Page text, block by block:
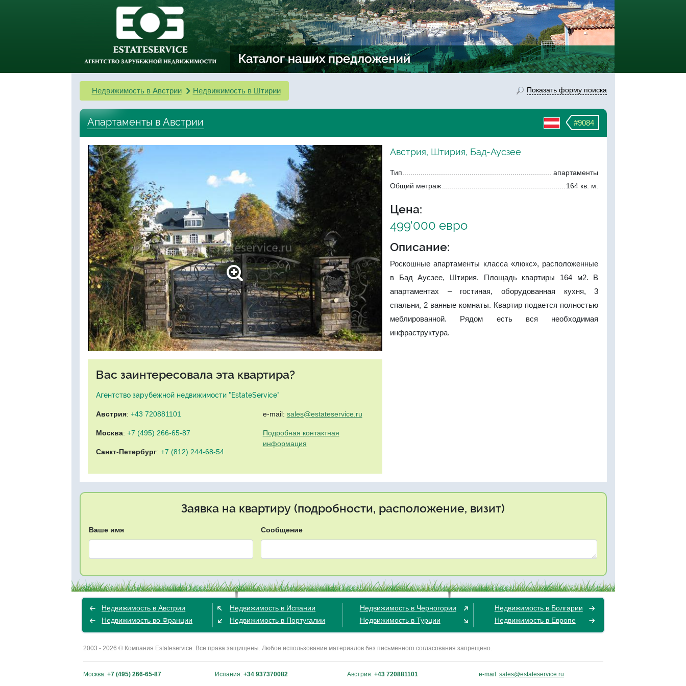
Недвижимость в Австрии Недвижимость в Штирии Показать форму поиска
#9084
Апартаменты в Австрии
Вас заинтересовала эта квартира?
Агентство зарубежной недвижимости "EstateService"
Австрия: +43 720881101
Москва: +7 (495) 266-65-87
Санкт-Петербург: +7 (812) 244-68-54
e-mail: sales@estateservice.ru
Подробная контактная
информация
Австрия, Штирия, Бад-Аусзее
Тип
апартаменты
Общий метраж
164 кв. м.
Цена:
499'000 евро
Описание:
Роскошные апартаменты класса «люкс», расположенные
в Бад Аусзее, Штирия. Площадь квартиры 164 м2. В
апартаментах – гостиная, оборудованная кухня, 3
спальни, 2 ванные комнаты. Квартир подается полностью
меблированной. Рядом есть вся необходимая
инфраструктура.
Заявка на квартиру (подробности, расположение, визит)
Ваше имя Сообщение
Недвижимость в Австрии
Недвижимость во Франции
Недвижимость в Испании
Недвижимость в Португалии
Недвижимость в Черногории
Недвижимость в Турции
Недвижимость в Болгарии
Недвижимость в Европе
2003 - 2026 © Компания Estateservice. Все права защищены. Любое использование материалов без письменного согласования запрещено.
Москва: +7 (495) 266-65-87 Испания: +34 937370082 Австрия: +43 720881101 e-mail: sales@estateservice.ru